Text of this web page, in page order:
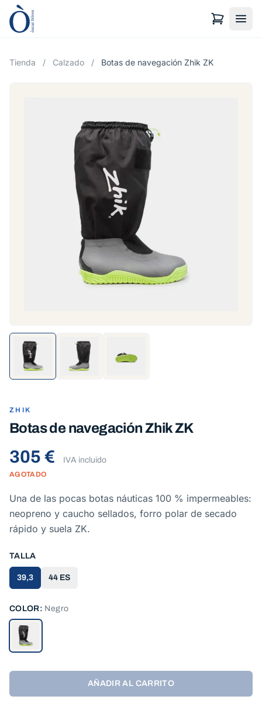
Tienda / Calzado / Botas de navegación Zhik ZK
ZHIK
Botas de navegación Zhik ZK
305 € IVA incluido
AGOTADO
Una de las pocas botas náuticas 100 % impermeables:
neopreno y caucho sellados, forro polar de secado
rápido y suela ZK.
TALLA
39,3 44 ES
COLOR: Negro
AÑADIR AL CARRITO